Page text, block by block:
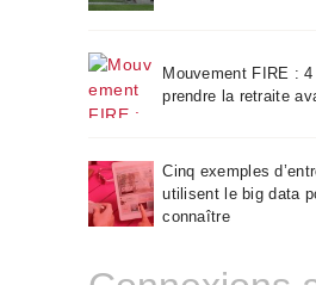
Mouvement FIRE :
prendre la retraite
Cinq exemples
utilisent le big data
connaître